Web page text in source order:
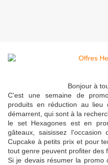
Bonjour à
C'est une semaine de
produits en réduction au lieu
démarrent, qui sont à la
le set Hexagones est en
gâteaux, saisissez
Cupcake à petits prix et pour
tout genre peuvent profiter des
Si je devais résumer la promo